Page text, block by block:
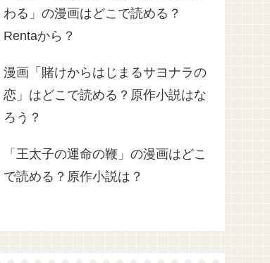
わる」の漫画はどこで読める？
Rentaから？
漫画「賭けからはじまるサヨナラの
恋」はどこで読める？原作小説はな
ろう？
「王太子の運命の鞭」の漫画はどこ
で読める？原作小説は？